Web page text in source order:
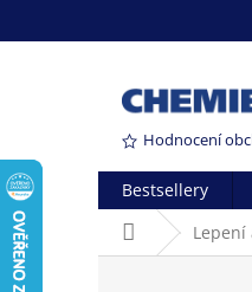
Hodnocení
Bestsellery
Domů